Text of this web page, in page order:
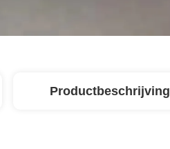
Productbeschrijving